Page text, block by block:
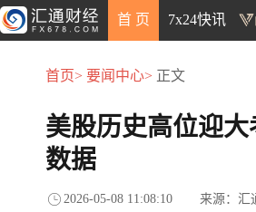
首 页 7x24快讯
首页> 要闻中心> 正文
美股历史高位迎
数据
2026-05-08 11:08:10 来源：汇